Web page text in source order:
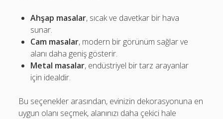
Ahşap masalar, sıcak ve davetkar bir hava
sunar.
Cam masalar, modern bir görünüm sağlar ve
alanı daha geniş gösterir.
Metal masalar, endüstriyel bir tarz arayanlar
için idealdir.
Bu seçenekler arasından, evinizin dekorasyonuna en
uygun olanı seçmek, alanınızı daha çekici hale